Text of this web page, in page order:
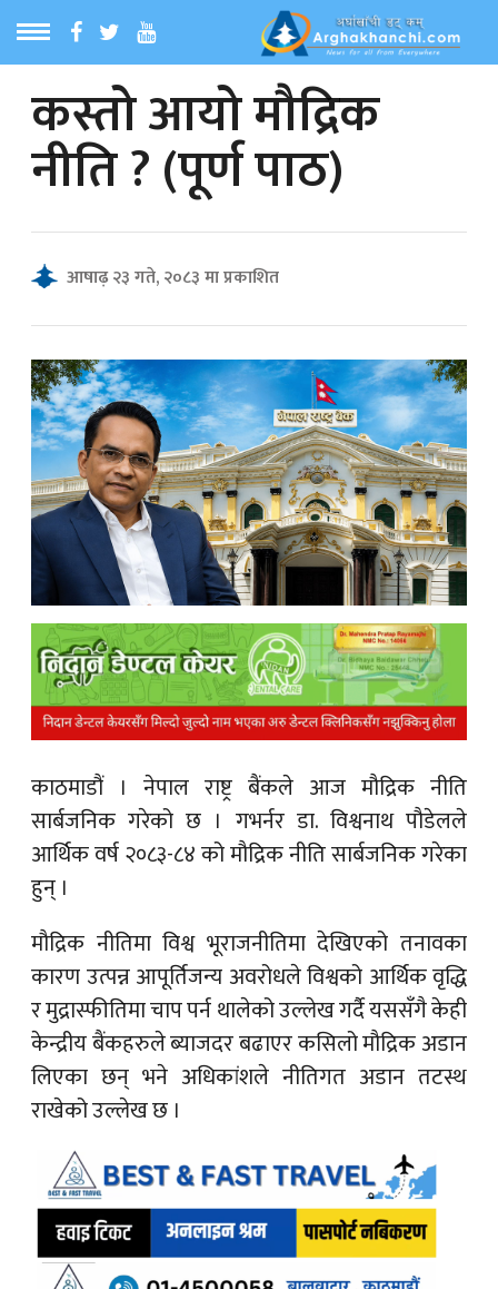
MENU
समाचार
समाचार
समाचार
News
कस्तो आयो मौद्रिक
नीति ? (पूर्ण पाठ)
आषाढ़ २३ गते, २०८३ मा प्रकाशित
काठमाडौं । नेपाल राष्ट्र बैंकले आज मौद्रिक नीति
सार्बजनिक गरेको छ । गभर्नर डा. विश्वनाथ पौडेलले
आर्थिक वर्ष २०८३-८४ को मौद्रिक नीति सार्बजनिक गरेका
हुन् ।
मौद्रिक नीतिमा विश्व भूराजनीतिमा देखिएको तनावका
कारण उत्पन्न आपूर्तिजन्य अवरोधले विश्वको आर्थिक वृद्धि
र मुद्रास्फीतिमा चाप पर्न थालेको उल्लेख गर्दै यससँगै केही
केन्द्रीय बैंकहरुले ब्याजदर बढाएर कसिलो मौद्रिक अडान
लिएका छन् भने अधिकांशले नीतिगत अडान तटस्थ
राखेको उल्लेख छ ।